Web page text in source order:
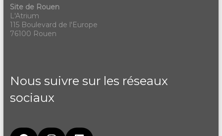
Site de Rouen
L'Atrium
115 Boulevard de l'Europe
76100 Rouen
Nous suivre sur les réseaux
sociaux